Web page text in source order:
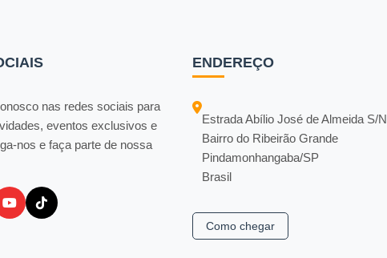
nas redes sociais para
eventos exclusivos e
nos e faça parte de nossa
ENDEREÇO
Estrada Abílio José de Almeida S/N
Bairro do Ribeirão Grande
Pindamonhangaba/SP
Brasil
Como chegar